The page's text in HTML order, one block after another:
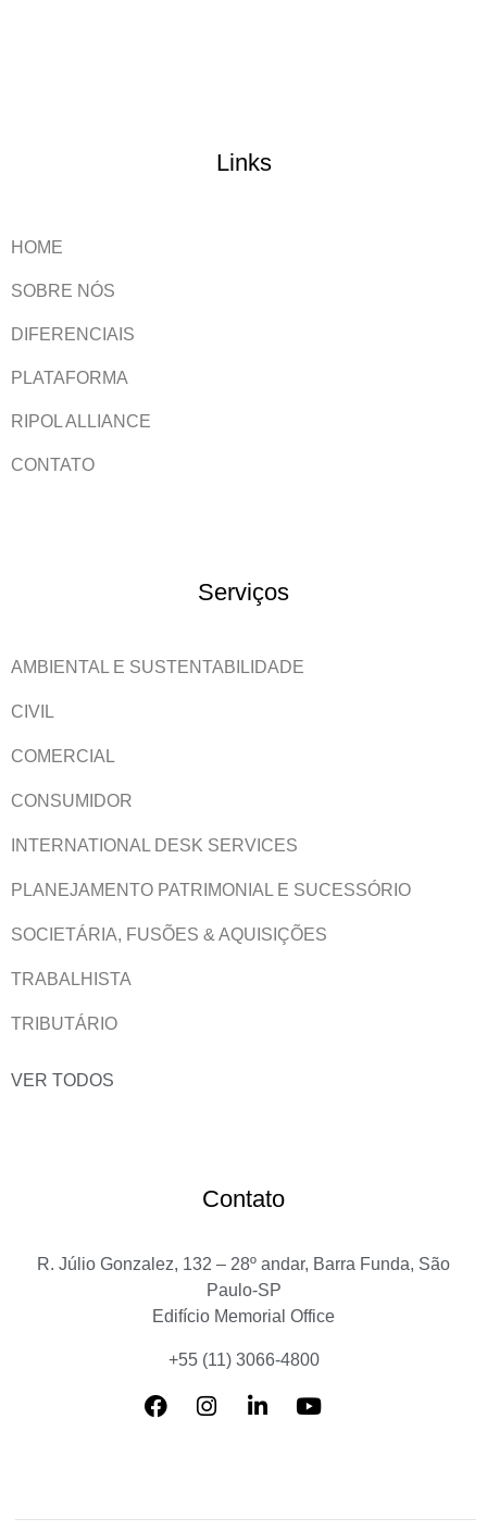
Links
HOME
SOBRE NÓS
DIFERENCIAIS
PLATAFORMA
RIPOL ALLIANCE
CONTATO
Serviços
AMBIENTAL E SUSTENTABILIDADE
CIVIL
COMERCIAL
CONSUMIDOR
INTERNATIONAL DESK SERVICES
PLANEJAMENTO PATRIMONIAL E SUCESSÓRIO
SOCIETÁRIA, FUSÕES & AQUISIÇÕES
TRABALHISTA
TRIBUTÁRIO
VER TODOS
Contato
R. Júlio Gonzalez, 132 – 28º andar, Barra Funda, São
Paulo-SP
Edifício Memorial Office
+55 (11) 3066-4800